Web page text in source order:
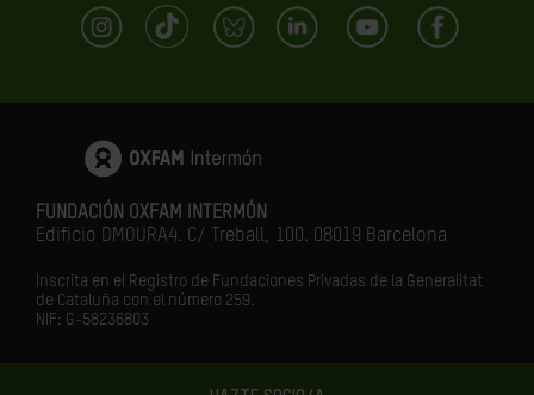
FUNDACIÓN OXFAM INTERMÓN
Edificio DMOURA4. C/ Treball, 100. 08019 Barcelona
Inscrita en el Registro de Fundaciones Privadas de la Generalitat
de Cataluña con el número 259.
NIF: G-58236803